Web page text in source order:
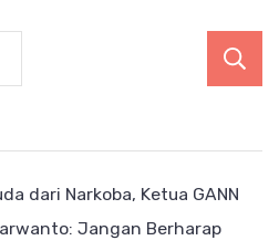
dari Narkoba, Ketua GANN
Jangan Berharap